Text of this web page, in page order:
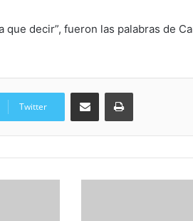
decir”, fueron las palabras de
Twitter
Compartir via Email Imprimi